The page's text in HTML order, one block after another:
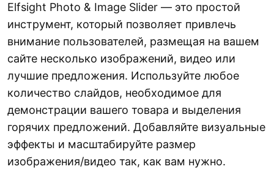
Elfsight Photo & Image Slider — это простой
инструмент, который позволяет привлечь
внимание пользователей, размещая на вашем
сайте несколько изображений, видео или
лучшие предложения. Используйте любое
количество слайдов, необходимое для
демонстрации вашего товара и выделения
горячих предложений. Добавляйте визуальные
эффекты и масштабируйте размер
изображения/видео так, как вам нужно.